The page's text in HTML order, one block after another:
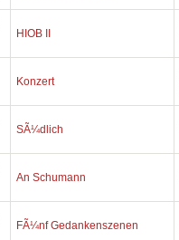
HIOB II
Konzert
SÃ¼dlich
An Schumann
FÃ¼nf Gedankenszenen